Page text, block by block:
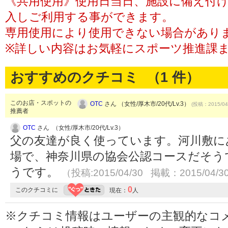
入しご利用する事ができます。
専用使用により使用できない場合があり
※詳しい内容はお気軽にスポーツ推進課
おすすめのクチコミ （1 件）
このお店・スポットの
推薦者
OTC さん （女性/厚木市/20代/Lv.3） (投稿：2015/
OTC さん （女性/厚木市/20代/Lv.3）
父の友達が良く使っています。河川敷
場で、神奈川県の協会公認コースだそ
うです。
（投稿:2015/04/30 掲載：2015/04/
このクチコミに 現在： 0人
※クチコミ情報はユーザーの主観的なコ